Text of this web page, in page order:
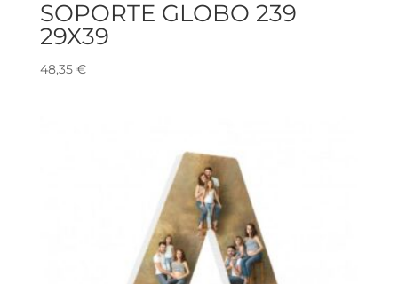
SOPORTE GLOBO 239
29X39
48,35 €